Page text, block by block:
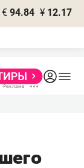
€ 94.84 ¥ 12.17